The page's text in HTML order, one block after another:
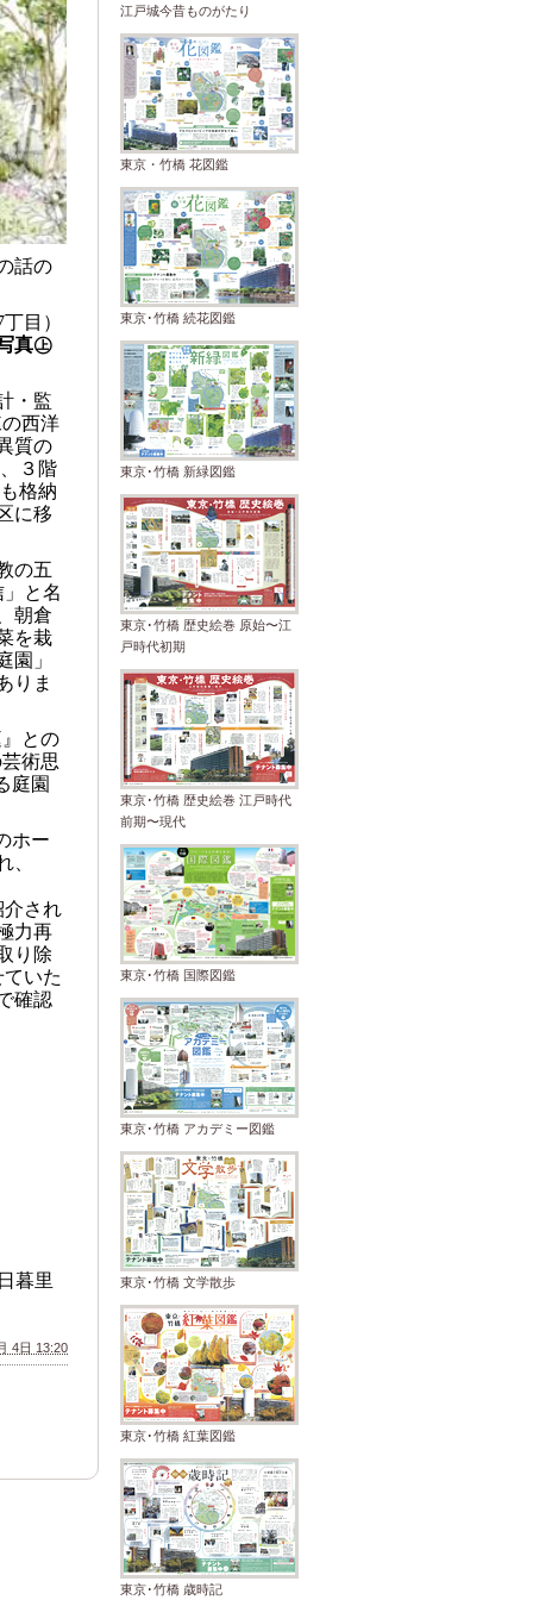
話の
丁目）
真㊤
・監
西洋
質の
３階
格納
に移
の五
と名
朝倉
を栽
園」
りま
との
術思
庭園
ホー
介され
力再
り除
いた
確認
暮里
4日 13:20
江戸城今昔ものがたり
東京・竹橋 花図鑑
東京･竹橋 続花図鑑
東京･竹橋 新緑図鑑
東京･竹橋 歴史絵巻 原始〜江
戸時代初期
東京･竹橋 歴史絵巻 江戸時代
前期〜現代
東京･竹橋 国際図鑑
東京･竹橋 アカデミー図鑑
東京･竹橋 文学散歩
東京･竹橋 紅葉図鑑
東京･竹橋 歳時記